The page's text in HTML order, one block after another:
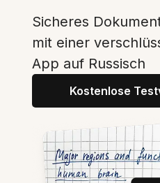
Sicheres
mit einer
App auf Russisch
Kostenlose